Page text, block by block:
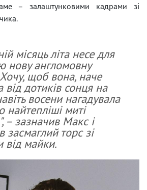
– залаштунковими кадрами зі
місяць літа несе для
нову англомовну
щоб вона, наче
від дотиків сонця на
восени нагадувала
найтепліші миті
– зазначив Макс і
засмаглий торс зі
від майки.